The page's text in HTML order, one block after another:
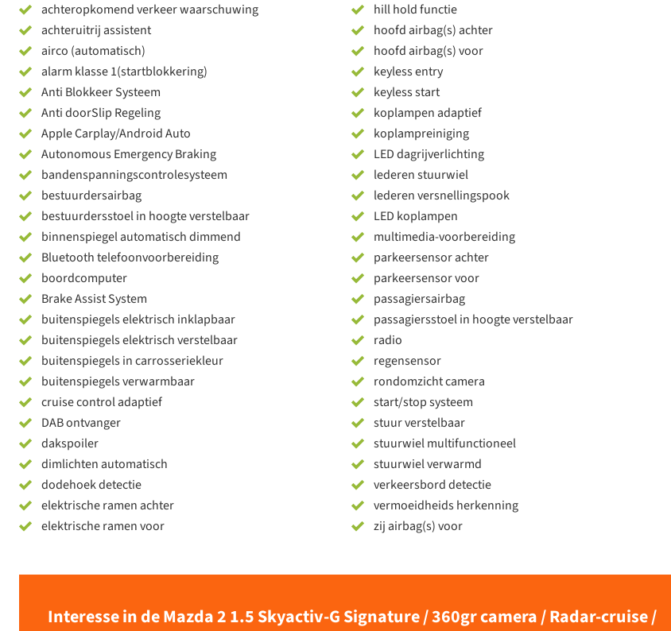
achteropkomend verkeer waarschuwing
achteruitrij assistent
airco (automatisch)
alarm klasse 1(startblokkering)
Anti Blokkeer Systeem
Anti doorSlip Regeling
Apple Carplay/Android Auto
Autonomous Emergency Braking
bandenspanningscontrolesysteem
bestuurdersairbag
bestuurdersstoel in hoogte verstelbaar
binnenspiegel automatisch dimmend
Bluetooth telefoonvoorbereiding
boordcomputer
Brake Assist System
buitenspiegels elektrisch inklapbaar
buitenspiegels elektrisch verstelbaar
buitenspiegels in carrosseriekleur
buitenspiegels verwarmbaar
cruise control adaptief
DAB ontvanger
dakspoiler
dimlichten automatisch
dodehoek detectie
elektrische ramen achter
elektrische ramen voor
hill hold functie
hoofd airbag(s) achter
hoofd airbag(s) voor
keyless entry
keyless start
koplampen adaptief
koplampreiniging
LED dagrijverlichting
lederen stuurwiel
lederen versnellingspook
LED koplampen
multimedia-voorbereiding
parkeersensor achter
parkeersensor voor
passagiersairbag
passagiersstoel in hoogte verstelbaar
radio
regensensor
rondomzicht camera
start/stop systeem
stuur verstelbaar
stuurwiel multifunctioneel
stuurwiel verwarmd
verkeersbord detectie
vermoeidheids herkenning
zij airbag(s) voor
Interesse in de Mazda 2 1.5 Skyactiv-G Signature / 360gr camera / Radar-cruise /